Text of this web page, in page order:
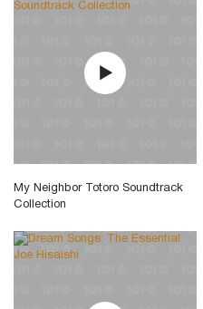
My Neighbor Totoro Soundtrack
Collection